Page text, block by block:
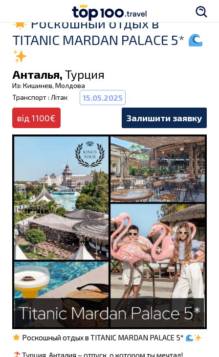
Роскошный отдых в
TITANIC MARDAN PALACE 5*
Анталья, Турция
Из: Кишинев, Молдова
Транспорт : Літак
15.05.2025
від 1100€ Залишити заявку
Роскошный отдых в TITANIC MARDAN PALACE 5*
Турция, Анталия – отпуск, о котором ты мечтал!